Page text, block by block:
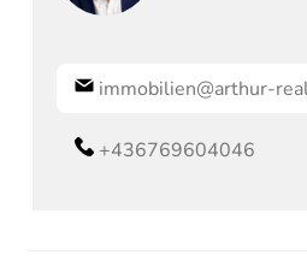
immobilien@arthur-
+436769604046